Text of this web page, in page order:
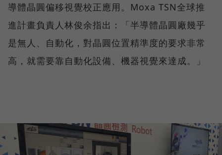
導體晶圓偏移視覺校正應用。Moxa TSN全球推
進計畫負責人林俊余指出：「半導體晶圓廠幾乎
是無人、自動化，對晶圓位置精準度的要求非常
高，就需要靠自動化設備、機器視覺來達成。」